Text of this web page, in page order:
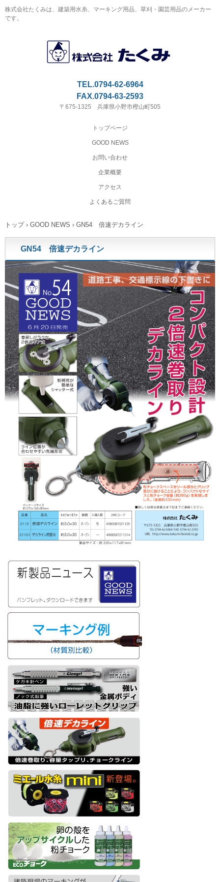
株式会社たくみは、建築用水糸、マーキング用品、草刈・園芸用品のメーカー
です。
TEL.0794-62-6964
FAX.0794-63-2593
〒675-1325 兵庫県小野市樫山町505
トップページ
GOOD NEWS
お問い合わせ
企業概要
アクセス
よくあるご質問
トップ › GOOD NEWS › GN54 倍速デカライン
GN54 倍速デカライン